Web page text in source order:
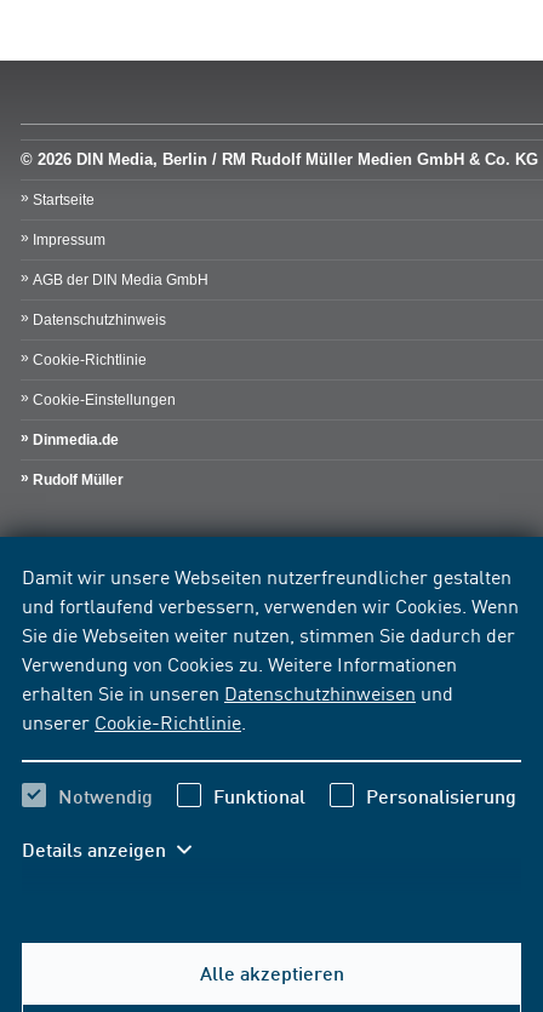
Damit wir unsere Webseiten nutzerfreundlicher gestalten
und fortlaufend verbessern, verwenden wir Cookies. Wenn
Sie die Webseiten weiter nutzen, stimmen Sie dadurch der
Verwendung von Cookies zu. Weitere Informationen
erhalten Sie in unseren Datenschutzhinweisen und
unserer Cookie-Richtlinie
Notwendig Funktional Personalisierung
Details anzeigen
Alle akzeptieren
© 2026 DIN Media, Berlin / RM Rudolf Müller Medien GmbH & Co. KG
Startseite
Impressum
AGB der DIN Media GmbH
Datenschutzhinweis
Cookie-Richtlinie
Cookie-Einstellungen
Dinmedia.de
Rudolf Müller
Hilfe & Kontakt